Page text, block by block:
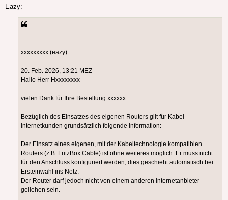
Eazy:
xxxxxxxxx (eazy)
20. Feb. 2026, 13:21 MEZ
Hallo Herr Hxxxxxxxx
vielen Dank für Ihre Bestellung xxxxxx
Bezüglich des Einsatzes des eigenen Routers gilt für Kabel-
Internetkunden grundsätzlich folgende Information:
Der Einsatz eines eigenen, mit der Kabeltechnologie kompatiblen
Routers (z.B. FritzBox Cable) ist ohne weiteres möglich. Er muss nicht
für den Anschluss konfiguriert werden, dies geschieht automatisch bei
Ersteinwahl ins Netz.
Der Router darf jedoch nicht von einem anderen Internetanbieter
geliehen sein.